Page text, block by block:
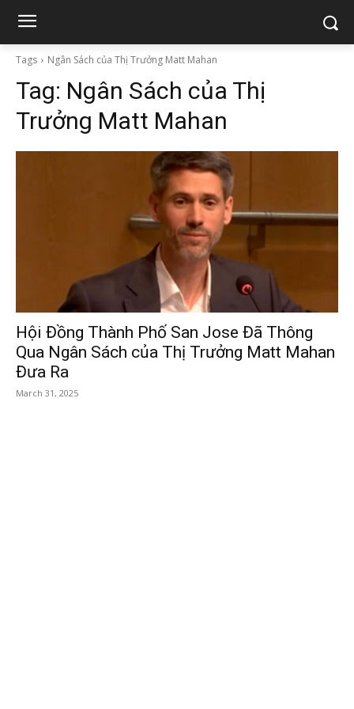
Tags Ngân Sách của Thị Trưởng Matt Mahan
Tag: Ngân Sách của Thị
Trưởng Matt Mahan
Hội Đồng Thành Phố San Jose Đã Thông
Qua Ngân Sách của Thị Trưởng Matt Mahan
Đưa Ra
March 31, 2025